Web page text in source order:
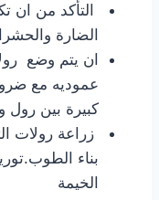
التأكد من ان
الضارة
ان يتم وضع
عموديه مع
كبيرة بين رول
زراعة رولات
بناء
الخيمة